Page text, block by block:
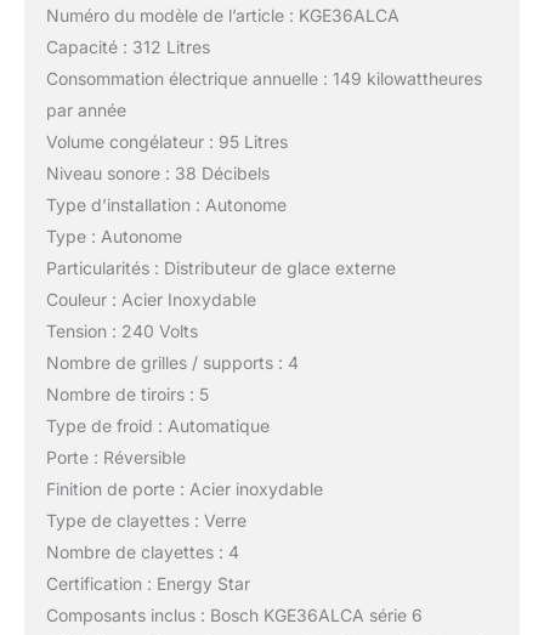
Numéro du modèle de l’article : KGE36ALCA
Capacité : 312 Litres
Consommation électrique annuelle : 149 kilowattheures
par année
Volume congélateur : 95 Litres
Niveau sonore : 38 Décibels
Type d’installation : Autonome
Type : Autonome
Particularités : Distributeur de glace externe
Couleur : Acier Inoxydable
Tension : 240 Volts
Nombre de grilles / supports : 4
Nombre de tiroirs : 5
Type de froid : Automatique
Porte : Réversible
Finition de porte : Acier inoxydable
Type de clayettes : Verre
Nombre de clayettes : 4
Certification : Energy Star
Composants inclus : Bosch KGE36ALCA série 6